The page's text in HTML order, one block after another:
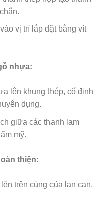
vị trí lắp đặt bằng vít
nhựa:
lên khung thép, cố định
dụng.
giữa các thanh lam
mỹ.
thiện:
trên cùng của lan can,